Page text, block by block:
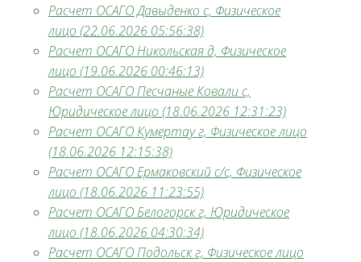
Расчет ОСАГО Давыденко с, Физическое
лицо (22.06.2026 05:56:38)
Расчет ОСАГО Никольская д, Физическое
лицо (19.06.2026 00:46:13)
Расчет ОСАГО Песчаные Ковали с,
Юридическое лицо (18.06.2026 12:31:23)
Расчет ОСАГО Кумертау г, Физическое лицо
(18.06.2026 12:15:38)
Расчет ОСАГО Ермаковский с/с, Физическое
лицо (18.06.2026 11:23:55)
Расчет ОСАГО Белогорск г, Юридическое
лицо (18.06.2026 04:30:34)
Расчет ОСАГО Подольск г, Физическое лицо